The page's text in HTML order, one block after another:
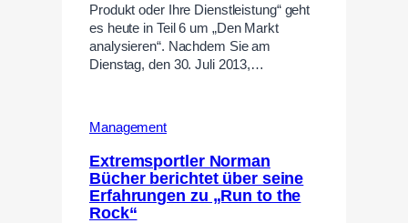
Produkt oder Ihre Dienstleistung“ geht
es heute in Teil 6 um „Den Markt
analysieren“. Nachdem Sie am
Dienstag, den 30. Juli 2013,…
Management
Extremsportler Norman
Bücher berichtet über seine
Erfahrungen zu „Run to the
Rock“